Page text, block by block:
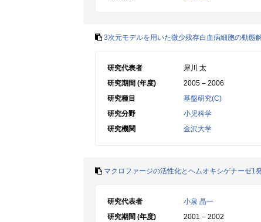
3次元モデルを用いた微少残存白血病細胞の動態
研究代表者
犀川 太
研究期間 (年度)
2005 – 2006
研究種目
基盤研究(C)
研究分野
小児科学
研究機関
金沢大学
マクロファージの活性化とヘムオキシゲナーゼ1
研究代表者
小泉 晶一
研究期間 (年度)
2001 – 2002